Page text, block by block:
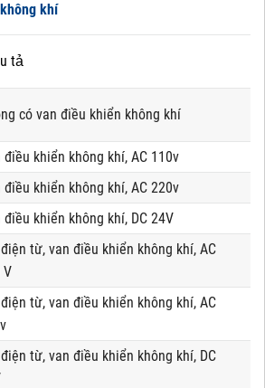
khí
tả
có van điều khiển không khí
điều khiển không khí, AC 110v
điều khiển không khí, AC 220v
điều khiển không khí, DC 24V
từ, van điều khiển không khí, AC
V
từ, van điều khiển không khí, AC
từ, van điều khiển không khí, DC